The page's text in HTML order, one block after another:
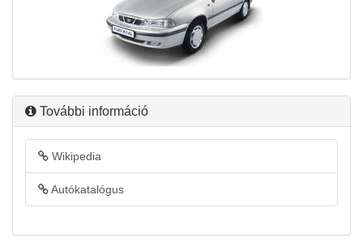
További információ
Wikipedia
Autókatalógus